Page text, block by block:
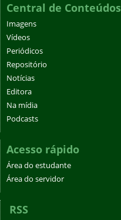
Central de Conteúdos
Imagens
Vídeos
Periódicos
Repositório
Notícias
Editora
Na mídia
Podcasts
Acesso rápido
Área do estudante
Área do servidor
RSS